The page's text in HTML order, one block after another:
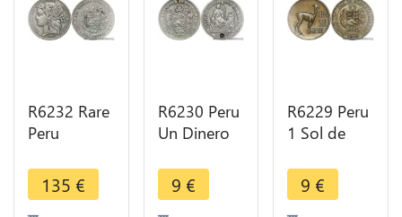
R6232 Rare
Peru
Peseta 1880
B dot BF
135 €
R6230 Peru
Un Dinero
Lima Silver -
> Make
9 €
R6229 Peru
1 Sol de
Lima 1970 -
> Make
9 €